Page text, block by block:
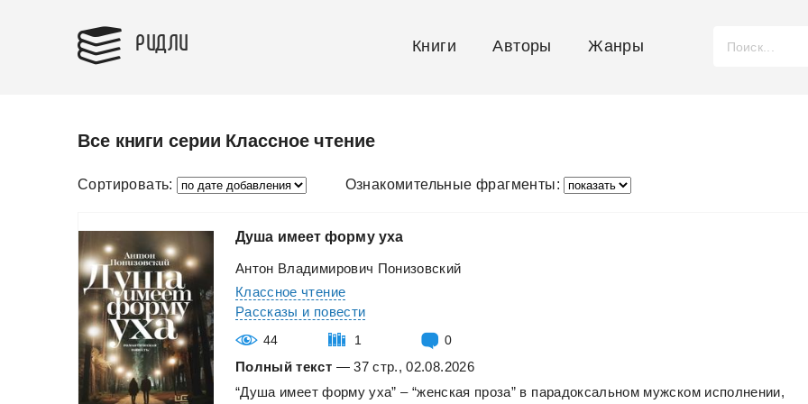
РИДЛИ Книги Авторы Жанры
Все книги серии Классное чтение
Сортировать: Ознакомительные фрагменты:
Душа имеет форму уха
Антон Владимирович Понизовский
Классное чтение
Рассказы и повести
44 1 0
Полный текст — 37 стр., 02.08.2026
“Душа имеет форму уха” – “женская проза” в парадоксальном мужском исполнении,